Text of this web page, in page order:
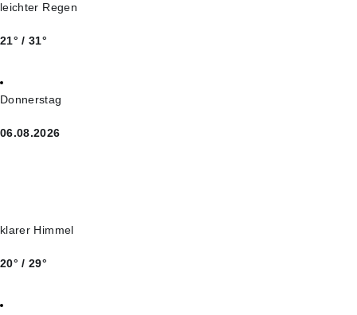
leichter Regen
21° / 31°
Donnerstag
06.08.2026
klarer Himmel
20° / 29°